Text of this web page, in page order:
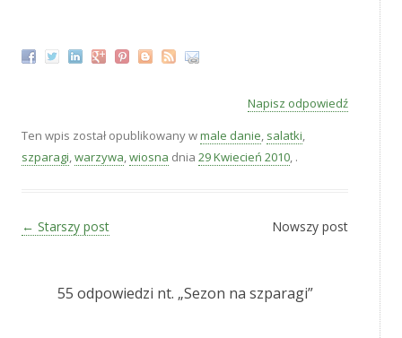
Napisz odpowiedź
Ten wpis został opublikowany wmale danie, salatki,
szparagi,warzywa,wiosna dnia 29 Kwiecień 2010, .
Zobacz wpisy
← Starszy post Nowszy post
55 odpowiedzi nt. „Sezon na szparagi”